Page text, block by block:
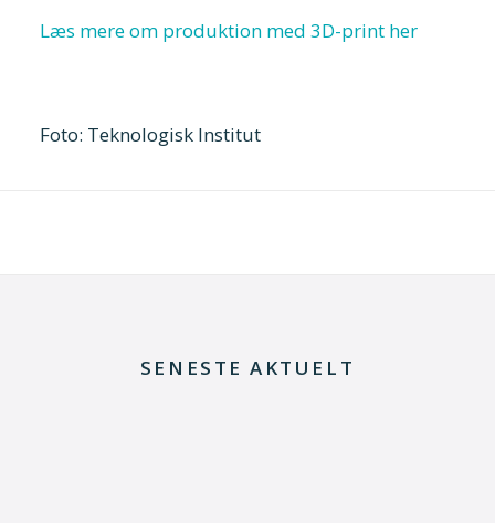
Læs mere om produktion med 3D-print her
Foto: Teknologisk Institut
SENESTE AKTUELT